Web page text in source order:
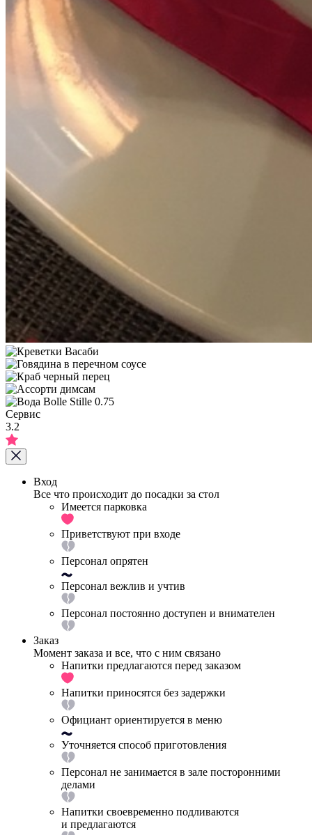
Сервис
3.2
Вход
Все что происходит до посадки за стол
Имеется парковка
Приветствуют при входе
Персонал опрятен
Персонал вежлив и учтив
Персонал постоянно доступен и внимателен
Заказ
Момент заказа и все, что с ним связано
Напитки предлагаются перед заказом
Напитки приносятся без задержки
Официант ориентируется в меню
Уточняется способ приготовления
Персонал не занимается в зале посторонними
делами
Напитки своевременно подливаются
и предлагаются